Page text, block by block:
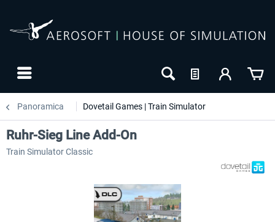
Panoramica Dovetail Games | Train Simulator
Ruhr-Sieg Line Add-On
Train Simulator Classic